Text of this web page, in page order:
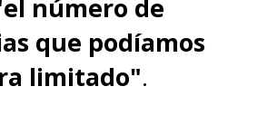
número de
que podíamos
limitado".